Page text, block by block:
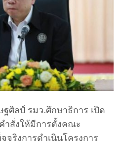
ฐศิลป์ รมว.ศึกษาธิการ เปิด
ำสั่งให้มีการตั้งคณะ
จริงการดำเนินโครงการ